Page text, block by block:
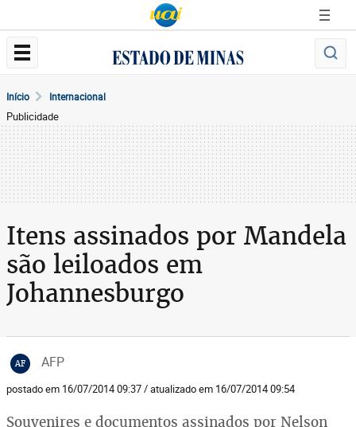
Início Internacional
Publicidade
Itens assinados por Mandela
são leiloados em
Johannesburgo
AF AFP
postado em 16/07/2014 09:37 / atualizado em 16/07/2014 09:54
Souvenires e documentos assinados por Nelson